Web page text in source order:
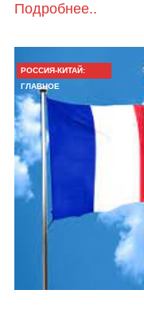
Подробнее..
РОССИЯ-КИТАЙ:
ГЛАВНОЕ